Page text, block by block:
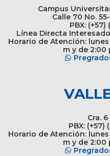
Campus
Calle 70 No.
PBX:
Línea Directa
Horario de Atención:
m y de 2:00
Cra.
PBX: (+57)
Horario de Atención:
m y de 2:00